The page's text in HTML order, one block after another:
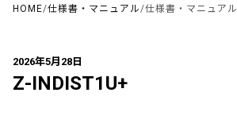
HOME/仕様書・マニュアル/仕様書・マニュアル
2026年5月28日
Z-INDIST1U+